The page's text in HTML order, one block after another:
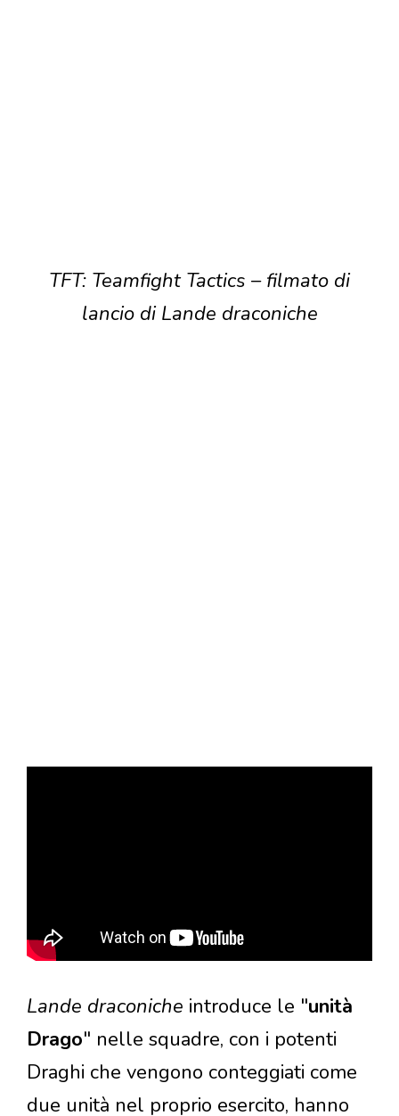
TFT: Teamfight Tactics – filmato di
lancio di Lande draconiche
Lande draconiche introduce le "unità
Drago" nelle squadre, con i potenti
Draghi che vengono conteggiati come
due unità nel proprio esercito, hanno